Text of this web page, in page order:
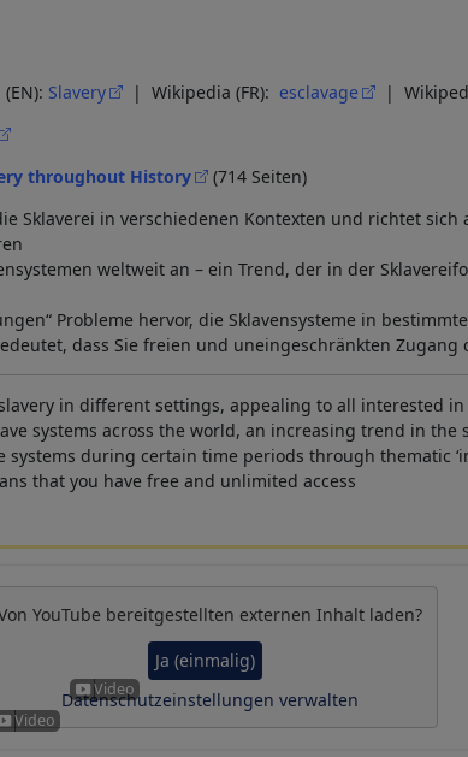
Slavery | Wikipedia (FR): esclavage |
throughout History
(714 Seiten)
Sklaverei in verschiedenen Kontexten und richtet sich
weltweit an – ein Trend, der in der
Probleme hervor, die Sklavensysteme in
dass Sie freien und uneingeschränkten Zugang
in different settings, appealing to all interested
systems across the world, an increasing trend in the
during certain time periods through thematic
that you have free and unlimited access
YouTube bereitgestellten externen Inhalt laden?
Ja (einmalig)
Datenschutzeinstellungen verwalten